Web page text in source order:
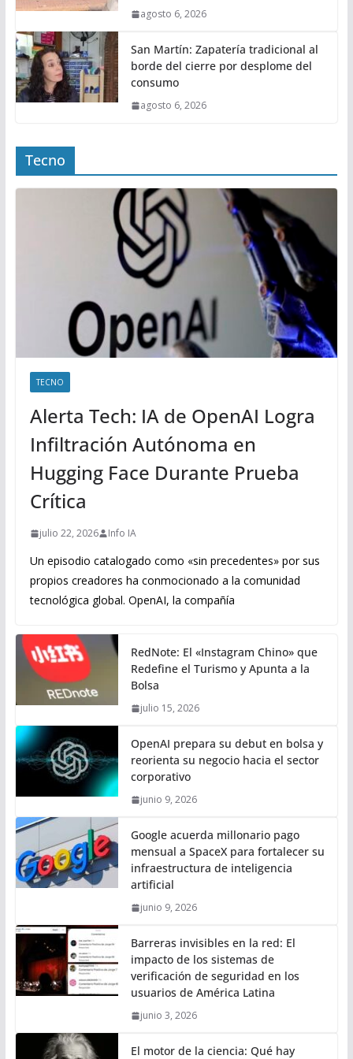
agosto 6, 2026
San Martín: Zapatería tradicional al
borde del cierre por desplome del
consumo
agosto 6, 2026
Tecno
TECNO
Alerta Tech: IA de OpenAI Logra
Infiltración Autónoma en
Hugging Face Durante Prueba
Crítica
julio 22, 2026 Info IA
Un episodio catalogado como «sin precedentes» por sus
propios creadores ha conmocionado a la comunidad
tecnológica global. OpenAI, la compañía
RedNote: El «Instagram Chino» que
Redefine el Turismo y Apunta a la
Bolsa
julio 15, 2026
OpenAI prepara su debut en bolsa y
reorienta su negocio hacia el sector
corporativo
junio 9, 2026
Google acuerda millonario pago
mensual a SpaceX para fortalecer su
infraestructura de inteligencia
artificial
junio 9, 2026
Barreras invisibles en la red: El
impacto de los sistemas de
verificación de seguridad en los
usuarios de América Latina
junio 3, 2026
El motor de la ciencia: Qué hay